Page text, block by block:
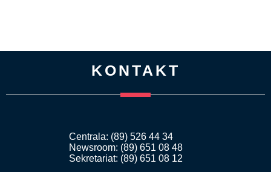
KONTAKT
Centrala: (89) 526 44 34
Newsroom: (89) 651 08 48
Sekretariat: (89) 651 08 12